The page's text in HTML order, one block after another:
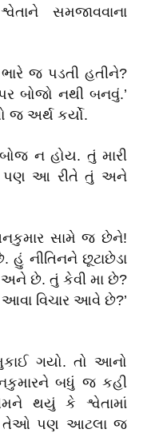
સમજાવવાના
જ પડતી હતીને?
બોજો નથી બનવું.’
જ અર્થ કર્યો.
બોજ ન હોય. તું મારી
પણ આ રીતે તું અને
સામે જ છેને!
નીતિનને છૂટાછેડા
અને છે. તું કેવી મા છે?
આવા વિચાર આવે છે?’
ગયો. તો આનો
બધું જ કહી
થયું કે શ્વેતામાં
તેઓ પણ આટલા જ